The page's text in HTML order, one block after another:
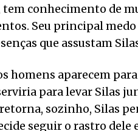
tem conhecimento de
Seu principal
que assustam
homens aparecem
para levar Silas
sozinho, Silas
seguir o rastro dele